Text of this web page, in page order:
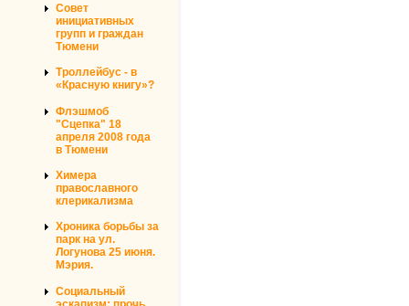
Совет
инициативных
групп и граждан
Тюмени
Троллейбус - в
«Красную книгу»?
Флэшмоб
"Сцепка" 18
апреля 2008 года
в Тюмени
Химера
православного
клерикализма
Хроника борьбы за
парк на ул.
Логунова 25 июня.
Мэрия.
Социальный